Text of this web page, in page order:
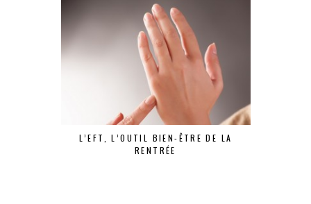
L’EFT, L’OUTIL BIEN-ÊTRE DE LA
RENTRÉE